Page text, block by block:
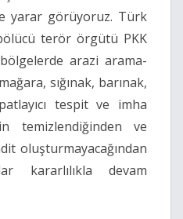
yarar görüyoruz. Türk
terör örgütü PKK
arazi arama-
sığınak, barınak,
tespit ve imha
temizlendiğinden ve
oluşturmayacağından
kararlılıkla devam